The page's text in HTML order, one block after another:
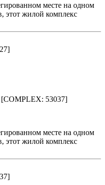
месте на одном
этот жилой комплекс
53037]
месте на одном
этот жилой комплекс